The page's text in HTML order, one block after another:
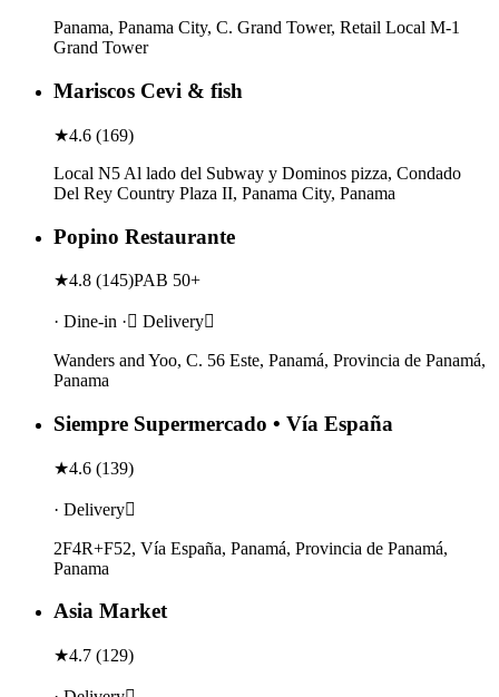
Panama, Panama City, C. Grand Tower, Retail Local M-1
Grand Tower
Mariscos Cevi & fish
★4.6 (169)
Local N5 Al lado del Subway y Dominos pizza, Condado
Del Rey Country Plaza II, Panama City, Panama
Popino Restaurante
★4.8 (145)PAB 50+
· Dine-in · Delivery
Wanders and Yoo, C. 56 Este, Panamá, Provincia de Panamá,
Panama
Siempre Supermercado • Vía España
★4.6 (139)
· Delivery
2F4R+F52, Vía España, Panamá, Provincia de Panamá,
Panama
Asia Market
★4.7 (129)